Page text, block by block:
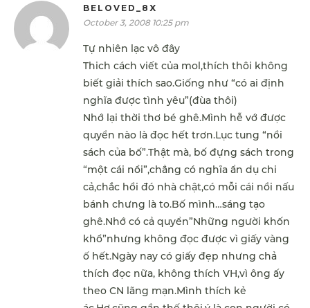
BELOVED_8X
October 3, 2008 10:25 pm
Tự nhiên lạc vô đây
Thich cách viết của mol,thích thôi không
biết giải thích sao.Giống như “có ai định
nghĩa được tình yêu”(đùa thôi)
Nhớ lại thời thơ bé ghê.Mình hễ vớ được
quyển nào là đọc hết trơn.Lục tung “nồi
sách của bố”.Thật mà, bố đựng sách trong
“một cái nồi”,chẳng có nghĩa ẩn dụ chi
cả,chắc hồi đó nhà chật,có mỗi cái nồi nấu
bánh chưng là to.Bố mình…sáng tạo
ghê.Nhớ có cả quyển”Những người khốn
khổ”nhưng không đọc được vì giấy vàng
ố hết.Ngày nay có giấy đẹp nhưng chả
thích đọc nữa, không thích VH,vì ông ấy
theo CN lãng mạn.Mình thích kẻ